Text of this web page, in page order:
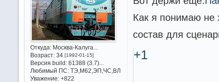
Откуда:Москва-Калуга...
Возраст:34 [1992-01-15]
Версия build:61388 (3.7)...
Любимый ПС:ТЭ,М62,ЭП,ЧС,ВЛ
Уважение: +822
Как я понимаю не
состав для
+1